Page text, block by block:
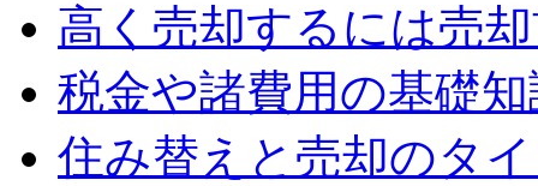
高く売却するには売
税金や諸費用の基礎
住み替えと売却のタ